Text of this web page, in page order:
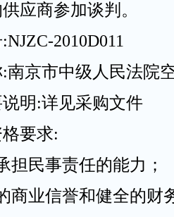
应商参加谈判。
2010D011
京市中级人民法院
明:详见采购文件
要求:
民事责任的能力；
商业信誉和健全的财